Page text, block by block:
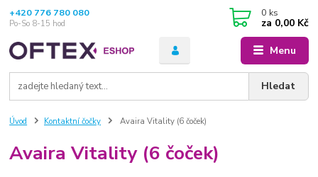
Menu
Hledat
+420 776 780 080
Po-So 8-15 hod
0 ks
za 0,00 Kč
Úvod Kontaktní čočky Avaira Vitality (6 čoček)
Avaira Vitality (6 čoček)